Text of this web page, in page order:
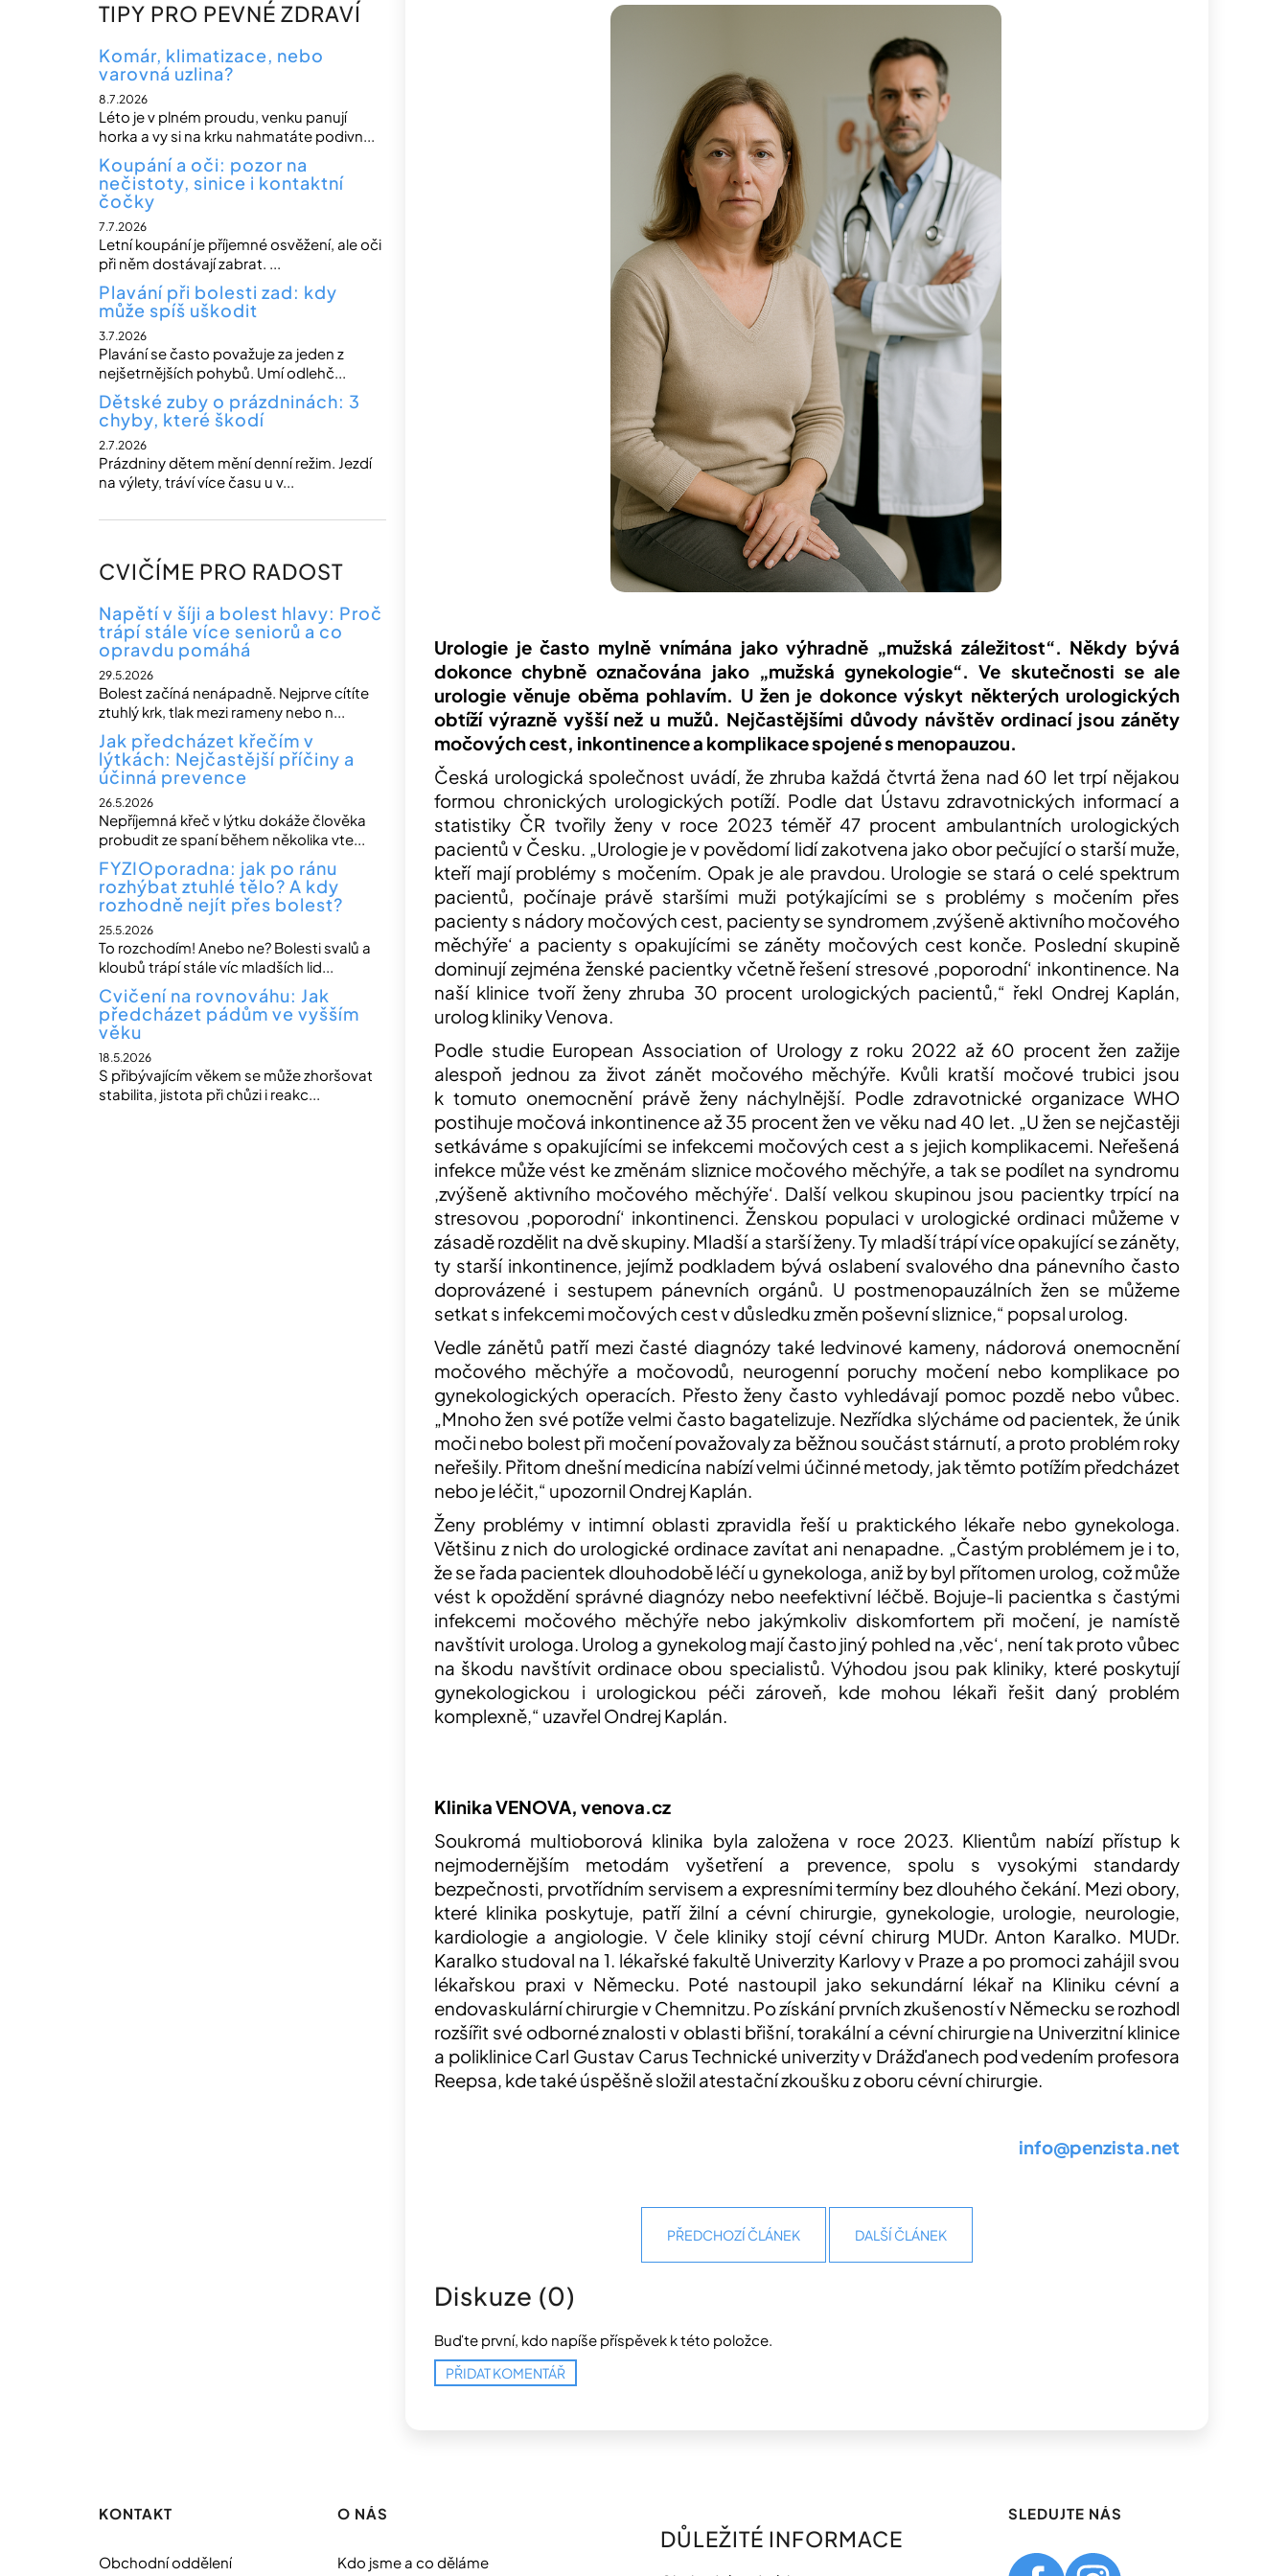
TIPY PRO PEVNÉ ZDRAVÍ
Komár, klimatizace, nebo
varovná uzlina?
8.7.2026
Léto je v plném proudu, venku panují
horka a vy si na krku nahmatáte podivn...
Koupání a oči: pozor na
nečistoty, sinice i kontaktní
čočky
7.7.2026
Letní koupání je příjemné osvěžení, ale oči
při něm dostávají zabrat. ...
Plavání při bolesti zad: kdy
může spíš uškodit
3.7.2026
Plavání se často považuje za jeden z
nejšetrnějších pohybů. Umí odlehč...
Dětské zuby o prázdninách: 3
chyby, které škodí
2.7.2026
Prázdniny dětem mění denní režim. Jezdí
na výlety, tráví více času u v...
CVIČÍME PRO RADOST
Napětí v šíji a bolest hlavy: Proč
trápí stále více seniorů a co
opravdu pomáhá
29.5.2026
Bolest začíná nenápadně. Nejprve cítíte
ztuhlý krk, tlak mezi rameny nebo n...
Jak předcházet křečím v
lýtkách: Nejčastější příčiny a
účinná prevence
26.5.2026
Nepříjemná křeč v lýtku dokáže člověka
probudit ze spaní během několika vte...
FYZIOporadna: jak po ránu
rozhýbat ztuhlé tělo? A kdy
rozhodně nejít přes bolest?
25.5.2026
To rozchodím! Anebo ne? Bolesti svalů a
kloubů trápí stále víc mladších lid...
Cvičení na rovnováhu: Jak
předcházet pádům ve vyšším
věku
18.5.2026
S přibývajícím věkem se může zhoršovat
stabilita, jistota při chůzi i reakc...
Urologie je často mylně vnímána jako výhradně „mužská záležitost“. Někdy bývá
dokonce chybně označována jako „mužská gynekologie“. Ve skutečnosti se ale
urologie věnuje oběma pohlavím. U žen je dokonce výskyt některých urologických
obtíží výrazně vyšší než u mužů. Nejčastějšími důvody návštěv ordinací jsou záněty
močových cest, inkontinence a komplikace spojené s menopauzou.
Česká urologická společnost uvádí, že zhruba každá čtvrtá žena nad 60 let trpí nějakou
formou chronických urologických potíží. Podle dat Ústavu zdravotnických informací a
statistiky ČR tvořily ženy v roce 2023 téměř 47 procent ambulantních urologických
pacientů v Česku.
„Urologie je v povědomí lidí zakotvena jako obor pečující o starší muže,
kteří mají problémy s močením. Opak je ale pravdou. Urologie se stará o celé spektrum
pacientů, počínaje právě staršími muži potýkajícími se s problémy s močením přes
pacienty s nádory močových cest, pacienty se syndromem ‚zvýšeně aktivního močového
měchýře‘ a pacienty s opakujícími se záněty močových cest konče. Poslední skupině
dominují zejména ženské pacientky včetně řešení stresové ‚poporodní‘ inkontinence. Na
naší klinice tvoří ženy zhruba 30 procent urologických pacientů,“ řekl Ondrej Kaplán
urolog klinikyVenova
Podle studie European Association of Urology z roku 2022 až 60 procent žen zažije
alespoň jednou za život zánět močového měchýře. Kvůli kratší močové trubici jsou
k tomuto onemocnění právě ženy náchylnější. Podle zdravotnické organizace WHO
postihuje močová inkontinence až 35 procent žen ve věku nad 40 let.
„U žen se nejčastěji
setkáváme s opakujícími se infekcemi močových cest a s jejich komplikacemi. Neřešená
infekce může vést ke změnám sliznice močového měchýře, a tak se podílet na syndromu
‚zvýšeně aktivního močového měchýře‘. Další velkou skupinou jsou pacientky trpící na
stresovou ‚poporodní‘ inkontinenci. Ženskou populaci v urologické ordinaci můžeme v
zásadě rozdělit na dvě skupiny. Mladší a starší ženy. Ty mladší trápí více opakující se záněty,
ty starší inkontinence, jejímž podkladem bývá oslabení svalového dna pánevního často
doprovázené i sestupem pánevních orgánů. U postmenopauzálních žen se můžeme
setkat s infekcemi močových cest v důsledku změn poševní sliznice,“ popsal urolog.
Vedle zánětů patří mezi časté diagnózy také ledvinové kameny, nádorová onemocnění
močového měchýře a močovodů, neurogenní poruchy močení nebo komplikace po
gynekologických operacích. Přesto ženy často vyhledávají pomoc pozdě nebo vůbec.
„Mnoho žen své potíže velmi často bagatelizuje. Nezřídka slýcháme od pacientek, že únik
moči nebo bolest při močení považovaly za běžnou součást stárnutí, a proto problém roky
neřešily. Přitom dnešní medicína nabízí velmi účinné metody, jak těmto potížím předcházet
nebo je léčit,“ upozornil Ondrej Kaplán
Ženy problémy v intimní oblasti zpravidla řeší u praktického lékaře nebo gynekologa.
Většinu z nich do urologické ordinace zavítat ani nenapadne.
„Častým problémem je i to,
že se řada pacientek dlouhodobě léčí u gynekologa, aniž by byl přítomen urolog, což může
vést k opoždění správné diagnózy nebo neefektivní léčbě. Bojuje-li pacientka s častými
infekcemi močového měchýře nebo jakýmkoliv diskomfortem při močení, je namístě
navštívit urologa. Urolog a gynekolog mají často jiný pohled na ‚věc‘, není tak proto vůbec
na škodu navštívit ordinace obou specialistů. Výhodou jsou pak kliniky, které poskytují
gynekologickou i urologickou péči zároveň, kde mohou lékaři řešit daný problém
komplexně,“ uzavřel Ondrej Kaplán
Klinika VENOVA, venova.cz
Soukromá multioborová klinika byla založena v roce 2023. Klientům nabízí přístup k
nejmodernějším metodám vyšetření a prevence, spolu s vysokými standardy
bezpečnosti, prvotřídním servisem a expresními termíny bez dlouhého čekání. Mezi obory,
které klinika poskytuje, patří žilní a cévní chirurgie, gynekologie, urologie, neurologie,
kardiologie a angiologie. V čele kliniky stojí cévní chirurg MUDr. Anton Karalko. MUDr.
Karalko studoval na 1. lékařské fakultě Univerzity Karlovy v Praze a po promoci zahájil svou
lékařskou praxi v Německu. Poté nastoupil jako sekundární lékař na Kliniku cévní a
endovaskulárníchirurgie vChemnitzu . Po získání prvních zkušeností v Německu se rozhodl
rozšířit své odborné znalosti v oblasti břišní, torakální a cévní chirurgie na Univerzitní klinice
a poliklinice Carl Gustav CarusTechnické univerzity v Drážďanech pod vedením profesora
Reepsa , kde také úspěšně složil atestační zkoušku z oboru cévní chirurgie.
info@penzista.net
PŘEDCHOZÍ ČLÁNEK DALŠÍ ČLÁNEK
Diskuze (0)
Buďte první, kdo napíše příspěvek k této položce.
PŘIDAT KOMENTÁŘ
KONTAKT
Obchodní oddělení
O NÁS
Kdo jsme a co děláme
DŮLEŽITÉ INFORMACE
SLEDUJTE NÁS